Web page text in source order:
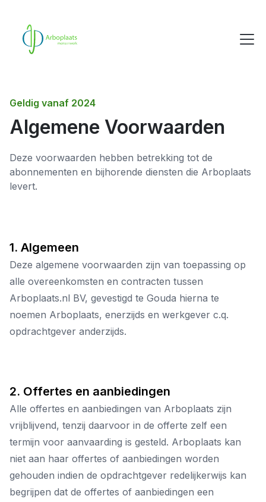
Geldig vanaf 2024
Algemene Voorwaarden
Deze voorwaarden hebben betrekking tot de
abonnementen en bijhorende diensten die Arboplaats
levert.
1. Algemeen
Deze algemene voorwaarden zijn van toepassing op
alle overeenkomsten en contracten tussen
Arboplaats.nl BV, gevestigd te Gouda hierna te
noemen Arboplaats, enerzijds en werkgever c.q.
opdrachtgever anderzijds.
2. Offertes en aanbiedingen
Alle offertes en aanbiedingen van Arboplaats zijn
vrijblijvend, tenzij daarvoor in de offerte zelf een
termijn voor aanvaarding is gesteld. Arboplaats kan
niet aan haar offertes of aanbiedingen worden
gehouden indien de opdrachtgever redelijkerwijs kan
begrijpen dat de offertes of aanbiedingen een